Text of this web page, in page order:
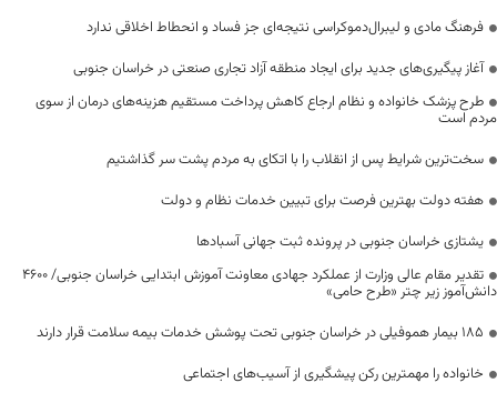
فرهنگ مادی و لیبرال‌دموکراسی نتیجه‌ای جز فساد و انحطاط اخلاقی ندارد
آغاز پیگیری‌های جدید برای ایجاد منطقه آزاد تجاری صنعتی در خراسان جنوبی
طرح پزشک خانواده و نظام ارجاع کاهش پرداخت مستقیم هزینه‌های درمان از سوی
مردم است
سخت‌ترین شرایط پس از انقلاب را با اتکای به مردم پشت سر گذاشتیم
هفته دولت بهترین فرصت برای تبیین خدمات نظام و دولت
یشتازی خراسان جنوبی در پرونده ثبت جهانی آسبادها
تقدیر مقام عالی وزارت از عملکرد جهادی معاونت آموزش ابتدایی خراسان جنوبی/ ۴۶۰۰
دانش‌آموز زیر چتر «طرح حامی»
۱۸۵ بیمار هموفیلی در خراسان جنوبی تحت پوشش خدمات بیمه سلامت قرار دارند
خانواده را مهمترین رکن پیشگیری از آسیب‌های اجتماعی